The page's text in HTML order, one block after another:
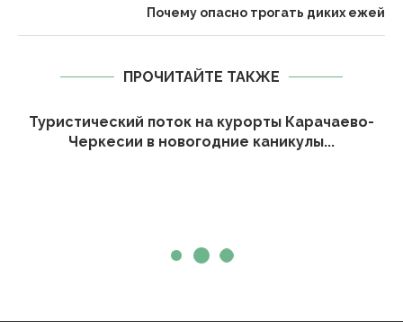
Почему опасно трогать диких ежей
ПРОЧИТАЙТЕ ТАКЖЕ
Туристический поток на курорты Карачаево-
Черкесии в новогодние каникулы...